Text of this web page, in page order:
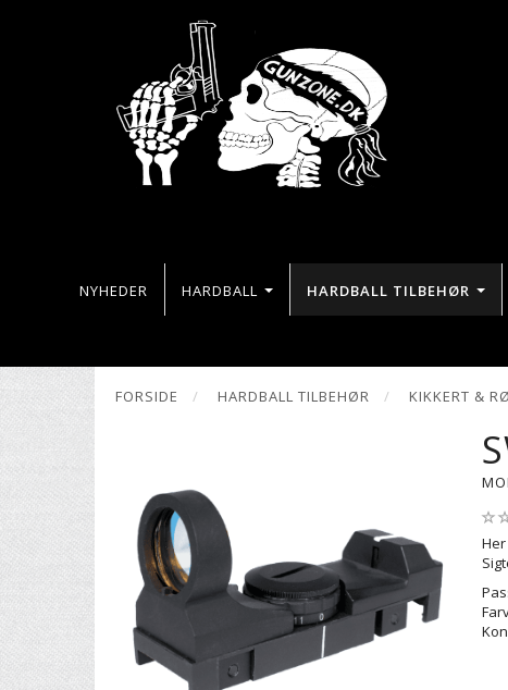
NYHEDER HARDBALL HARDBALL TILBEHØR
FORSIDE HARDBALL TILBEHØR KIKKERT &